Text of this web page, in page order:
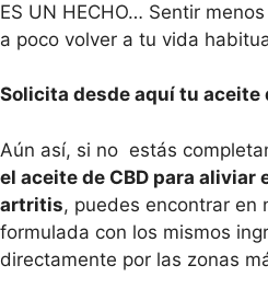
ES UN HECHO… Sentir
a poco volver a tu vida
Solicita desde aquí tu aceite
Aún así, si no estás
el aceite de CBD para aliviar
artritis, puedes encontrar en
formulada con los mismos
directamente por las zonas